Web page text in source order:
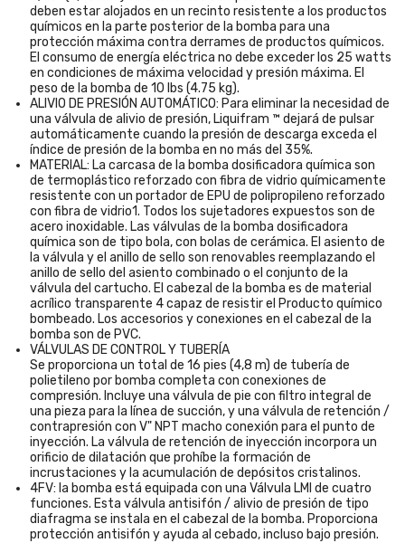
deben estar alojados en un recinto resistente a los productos
químicos en la parte posterior de la bomba para una
protección máxima contra derrames de productos químicos.
El consumo de energía eléctrica no debe exceder los 25 watts
en condiciones de máxima velocidad y presión máxima. El
peso de la bomba de 10 lbs (4.75 kg).
ALIVIO DE PRESIÓN AUTOMÁTICO: Para eliminar la necesidad de
una válvula de alivio de presión, Liquifram ™ dejará de pulsar
automáticamente cuando la presión de descarga exceda el
índice de presión de la bomba en no más del 35%.
MATERIAL: La carcasa de la bomba dosificadora química son
de termoplástico reforzado con fibra de vidrio químicamente
resistente con un portador de EPU de polipropileno reforzado
con fibra de vidrio1. Todos los sujetadores expuestos son de
acero inoxidable. Las válvulas de la bomba dosificadora
química son de tipo bola, con bolas de cerámica. El asiento de
la válvula y el anillo de sello son renovables reemplazando el
anillo de sello del asiento combinado o el conjunto de la
válvula del cartucho. El cabezal de la bomba es de material
acrílico transparente 4 capaz de resistir el Producto químico
bombeado. Los accesorios y conexiones en el cabezal de la
bomba son de PVC.
VÁLVULAS DE CONTROL Y TUBERÍA
Se proporciona un total de 16 pies (4,8 m) de tubería de
polietileno por bomba completa con conexiones de
compresión. Incluye una válvula de pie con filtro integral de
una pieza para la línea de succión, y una válvula de retención /
contrapresión con V" NPT macho conexión para el punto de
inyección. La válvula de retención de inyección incorpora un
orificio de dilatación que prohíbe la formación de
incrustaciones y la acumulación de depósitos cristalinos.
4FV: la bomba está equipada con una Válvula LMI de cuatro
funciones. Esta válvula antisifón / alivio de presión de tipo
diafragma se instala en el cabezal de la bomba. Proporciona
protección antisifón y ayuda al cebado, incluso bajo presión.